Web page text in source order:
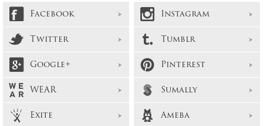
Facebook
Instagram
Twitter
Tumblr
Google+
Pinterest
WEAR
Sumally
Exite
Ameba